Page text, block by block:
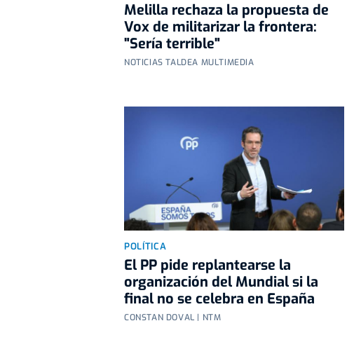
Melilla rechaza la propuesta de
Vox de militarizar la frontera:
"Sería terrible"
NOTICIAS TALDEA MULTIMEDIA
POLÍTICA
El PP pide replantearse la
organización del Mundial si la
final no se celebra en España
CONSTAN DOVAL | NTM